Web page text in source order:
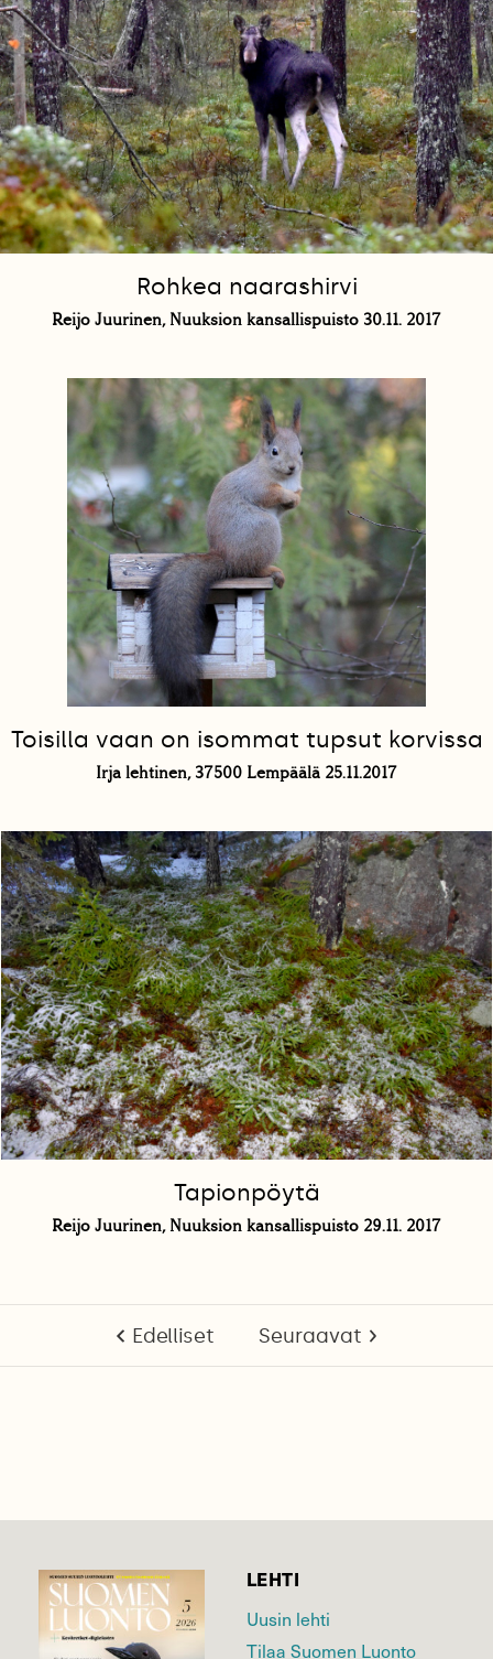
Rohkea naarashirvi
Reijo Juurinen, Nuuksion kansallispuisto 30.11. 2017
Toisilla vaan on isommat tupsut korvissa
Irja lehtinen, 37500 Lempäälä 25.11.2017
Tapionpöytä
Reijo Juurinen, Nuuksion kansallispuisto 29.11. 2017
Edelliset Seuraavat
LEHTI
Uusin lehti
Tilaa Suomen Luonto